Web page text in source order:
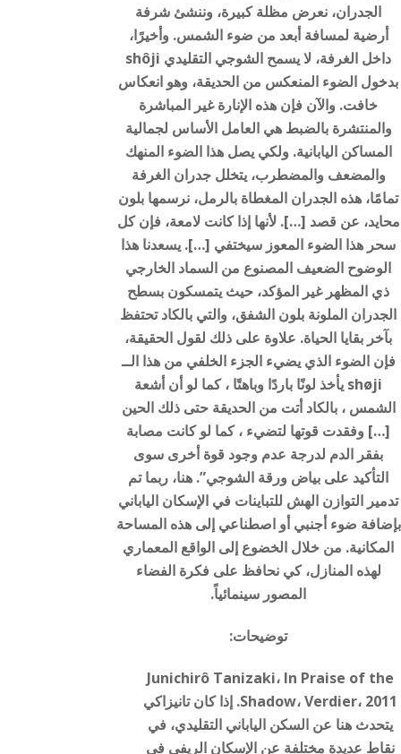
الجدران، نعرض مظلة كبيرة، وننشئ شرفة
أرضية لمسافة أبعد من ضوء الشمس. وأخيرًا،
داخل الغرفة، لا يسمح الشوجي التقليدي shôji
بدخول الضوء المنعكس من الحديقة، وهو انعكاس
خافت. والآن فإن هذه الإنارة غير المباشرة
والمنتشرة بالضبط هي العامل الأساس لجمالية
المساكن اليابانية. ولكي يصل هذا الضوء المنهك
والمضعف والمضطرب، يتخلل جدران الغرفة
تمامًا، هذه الجدران المغطاة بالرمل، نرسمها بلون
محايد، عن قصد […]. لأنها إذا كانت لامعة، فإن كل
سحر هذا الضوء المعوز سيختفي […]. يسعدنا هذا
الوضوح الضعيف المصنوع من السماد الخارجي
ذي المظهر غير المؤكد، حيث يتمسكون بسطح
الجدران الملونة بلون الشفق، والتي بالكاد تحتفظ
بآخر بقايا الحياة. علاوة على ذلك لقول الحقيقة،
فإن الضوء الذي يضيء الجزء الخلفي من هذا الــ
shøji يأخذ لونًا باردًا وباهتًا ، كما لو أن أشعة
الشمس ، بالكاد أتت من الحديقة حتى ذلك الحين
[…] وفقدت قوتها لتضيء ، كما لو كانت مصابة
بفقر الدم لدرجة عدم وجود قوة أخرى سوى
التأكيد على بياض ورقة الشوجي”. هنا، ربما تم
تدمير التوازن الهش للتباينات في الإسكان الياباني
بإضافة ضوء أجنبي أو اصطناعي إلى هذه المساحة
المكانية. من خلال الخضوع إلى الواقع المعماري
لهذه المنازل، كي نحافظ على فكرة الفضاء
المصور سينمائياً.
توضيحات:
Junichirô Tanizaki، In Praise of the
Shadow، Verdier، 2011. إذا كان تانيزاكي
يتحدث هنا عن السكن الياباني التقليدي، في
نقاط عديدة مختلفة عن الإسكان الريفي في